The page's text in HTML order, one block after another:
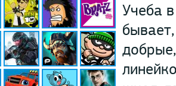
Учеба